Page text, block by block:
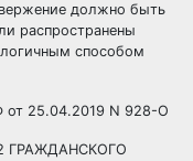
должно быть
распространены
способом
от 25.04.2019 N 928-О
ГРАЖДАНСКОГО